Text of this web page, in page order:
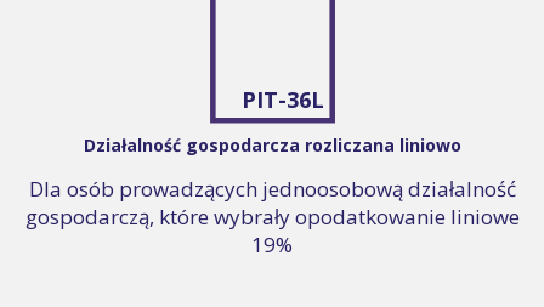
PIT-36L
Działalność gospodarcza rozliczana liniowo
Dla osób prowadzących jednoosobową działalność
gospodarczą, które wybrały opodatkowanie liniowe
19%